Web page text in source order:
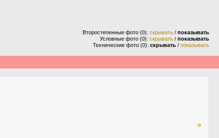
Второстепенные фото (0): скрывать / показывать
Условные фото (0): скрывать / показывать
Технические фото (0): скрывать / показывать
¤